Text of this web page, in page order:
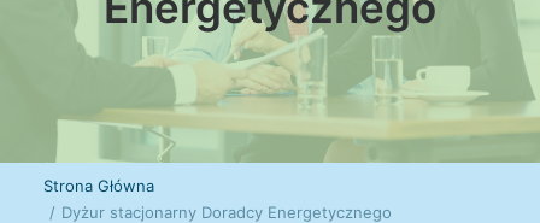
Wiedza
Media
Wyszukiwanie
Strona Główna
Dyżur stacjonarny Doradcy Energetycznego